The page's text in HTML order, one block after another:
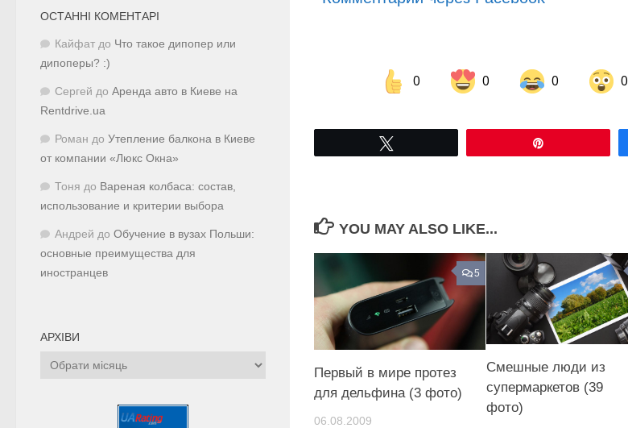
0 0 0 0
Share on Facebook Share on LinkedIn
YOU MAY ALSO LIKE...
5
Первый в мире протез
для дельфина (3 фото)
06.08.2009
Смешные люди из
супермаркетов (39
фото)
ОСТАННІ КОМЕНТАРІ
Кайфат до Что такое дипопер или
дипоперы? :)
Сергей до Аренда авто в Киеве на
Rentdrive.ua
Роман до Утепление балкона в Киеве
от компании «Люкс Окна»
Тоня до Вареная колбаса: состав,
использование и критерии выбора
Андрей до Обучение в вузах Польши:
основные преимущества для
иностранцев
АРХІВИ
Архіви